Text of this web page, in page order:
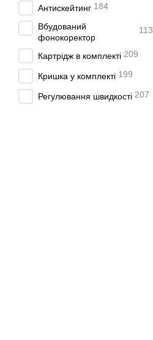
Антискейтинг 184
Вбудований
фонокоректор
113
Картрідж в комплекті 209
Кришка у комплекті 199
Регулювання швидкості 207